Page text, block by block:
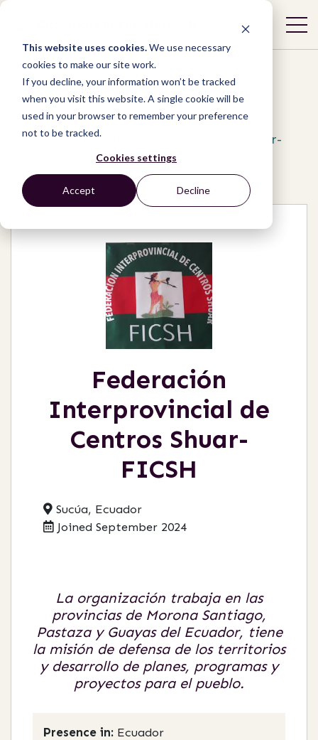
This website uses cookies.We use necessary
cookies to make our site work.
If you decline, your information won’t be tracked
when you visit this website. A single cookie will be
used in your browser to remember your preference
not to be tracked.
Cookies settings
Accept Decline
Network / Organizations /
Federación Interprovincial de Centros Shuar-
Federación
Interprovincial de
Centros Shuar-
FICSH
Sucúa, Ecuador
Joined September 2024
La organización trabaja en las
provincias de Morona Santiago,
Pastaza y Guayas del Ecuador, tiene
la misión de defensa de los territorios
y desarrollo de planes, programas y
proyectos para el pueblo.
Presence in: Ecuador